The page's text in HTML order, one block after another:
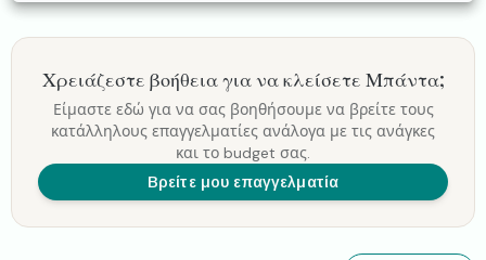
Χρειάζεστε βοήθεια για να κλείσετε Μπάντα;
Είμαστε εδώ για να σας βοηθήσουμε να βρείτε τους
κατάλληλους επαγγελματίες ανάλογα με τις ανάγκες
και το budget σας.
Βρείτε μου επαγγελματία